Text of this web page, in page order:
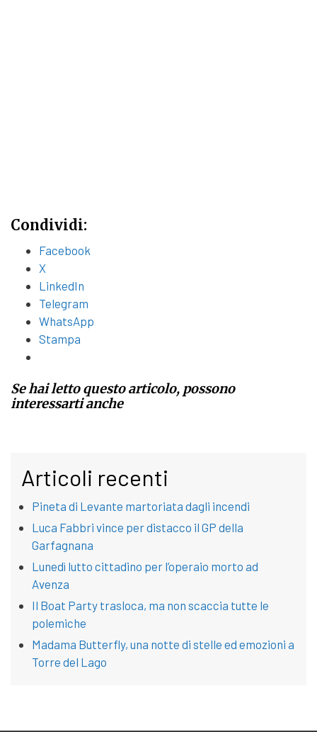
Condividi:
Facebook
X
LinkedIn
Telegram
WhatsApp
Stampa
Se hai letto questo articolo, possono
interessarti anche
Articoli recenti
Pineta di Levante martoriata dagli incendi
Luca Fabbri vince per distacco il GP della
Garfagnana
Lunedì lutto cittadino per l’operaio morto ad
Avenza
Il Boat Party trasloca, ma non scaccia tutte le
polemiche
Madama Butterfly, una notte di stelle ed emozioni a
Torre del Lago